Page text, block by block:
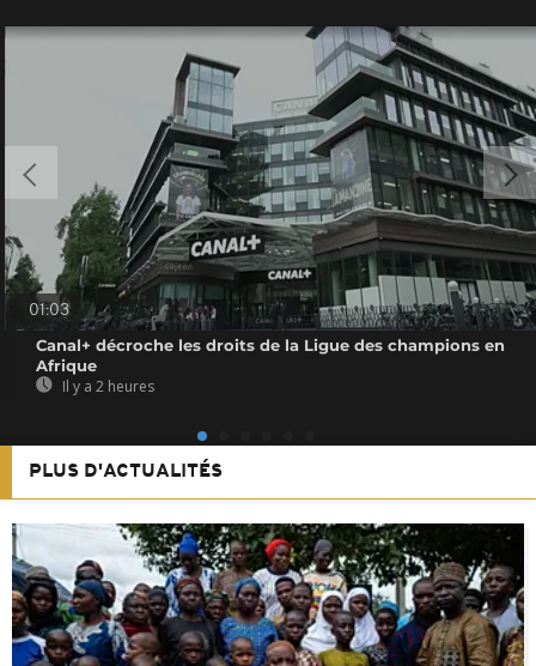
01:03
Canal+ décroche les droits de la Ligue des champions en
Afrique
Il y a 2 heures
PLUS D'ACTUALITÉS